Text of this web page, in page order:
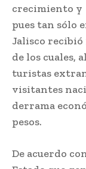
crecimiento y
pues tan sólo
Jalisco recibió
de los cuales,
turistas
visitantes
derrama
pesos.
De acuerdo